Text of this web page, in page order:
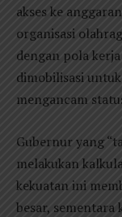
akses ke
organisasi
dengan pola
dimobilisasi
mengancam
Gubernur yang
melakukan
kekuatan ini
besar,